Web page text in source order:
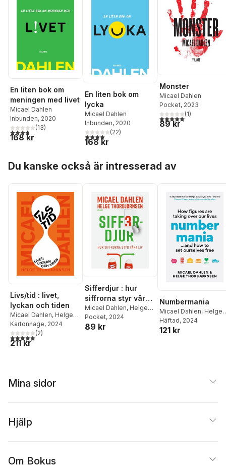
En liten bok om
meningen med livet
Micael Dahlen
Inbunden, 2020
3,8utav 5 stjärnor. Totalt antal röster:
(13)
168 kr
En liten bok om
lycka
Micael Dahlen
Inbunden, 2020
4,0utav 5 stjärnor. Totalt antal röster:
(22)
168 kr
Monster
Micael Dahlen
Pocket, 2023
5,0utav 5 stjärnor.
(1)
89 kr
Du kanske också är intresserad av
Livs/tid : livet,
lyckan och tiden
Micael Dahlen, Helge
Thorbjørnsen
Kartonnage, 2024
5,0utav 5 stjärnor. Totalt antal röster:
(2)
211 kr
Sifferdjur : hur
siffrorna styr våra
liv
Micael Dahlen, Helge
Thorbjørnsen
Pocket, 2024
89 kr
Numbermania
Micael Dahlen, Helge
Thorbjørnsen
Häftad, 2024
121 kr
Mina sidor
Hjälp
Om Bokus